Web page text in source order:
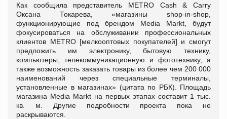
Как сообщила представитель METRO Cash & Carry
Оксана Токарева, «магазины shop-in-shop,
функционирующие под брендом Media Markt, будут
фокусироваться на обслуживании профессиональных
клиентов METRO [мелкооптовых покупателей] и смогут
предложить им электронику, бытовую технику,
компьютеры, телекоммуникационную и фототехнику, а
также возможность заказать товары из более чем 200 000
наименований через специальные терминалы,
установленные в магазинах» (цитата по РБК). Площадь
магазина Media Markt на первых этапах составит 1 тыс.
кв. м. Другие подробности проекта пока не
раскрываются.